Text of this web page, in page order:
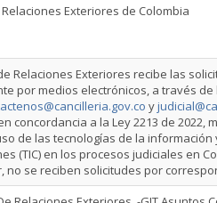
Exteriores de Colombia
Relaciones Exteriores recibe las
por medios electrónicos, a través
y
concordancia a la Ley 2213 de 2022,
de las tecnologías de la información
(TIC) en los procesos judiciales en
no se reciben solicitudes por